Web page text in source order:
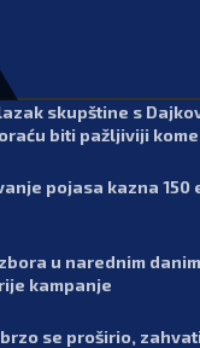
skupštine s
biti pažljiviji
pojasa kazna 150
u narednim
kampanje
se proširio,